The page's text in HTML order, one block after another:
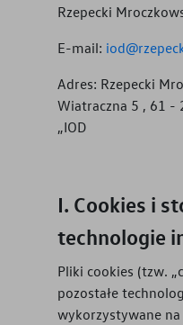
Rzepecki
E-mail:
Adres: Rzepecki
Wiatraczna 5 , 61 -
„IOD
Cookies i
technologie
Pliki cookies (tzw.
pozostałe
wykorzystywane